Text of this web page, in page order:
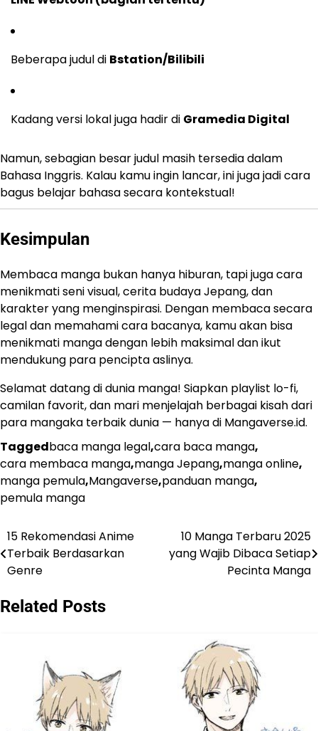
Beberapa judul di Bstation/Bilibili
Kadang versi lokal juga hadir di Gramedia Digital
Namun, sebagian besar judul masih tersedia dalam
Bahasa Inggris. Kalau kamu ingin lancar, ini juga jadi cara
bagus belajar bahasa secara kontekstual!
Kesimpulan
Membaca manga bukan hanya hiburan, tapi juga cara
menikmati seni visual, cerita budaya Jepang, dan
karakter yang menginspirasi. Dengan membaca secara
legal dan memahami cara bacanya, kamu akan bisa
menikmati manga dengan lebih maksimal dan ikut
mendukung para pencipta aslinya.
Selamat datang di dunia manga! Siapkan playlist lo-fi,
camilan favorit, dan mari menjelajah berbagai kisah dari
para mangaka terbaik dunia — hanya di Mangaverse.id.
Taggedbaca manga legal,cara baca manga,
cara membaca manga,manga Jepang,manga online,
manga pemula,Mangaverse,panduan manga,
pemula manga
Navigasi
pos
15 Rekomendasi Anime
Terbaik Berdasarkan
Genre
10 Manga Terbaru 2025
yang Wajib Dibaca Setiap
Pecinta Manga
Related Posts